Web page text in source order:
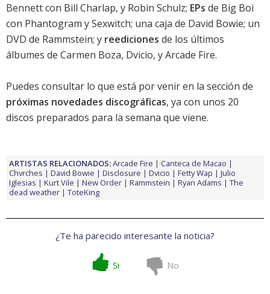
Bennett con Bill Charlap, y Robin Schulz; EPs de Big Boi
con Phantogram ySexwitch; una caja de David Bowie; un
DVD de Rammstein; y reediciones de los últimos
álbumes de Carmen Boza, Dvicio, yArcade Fire.
Puedes consultar lo que está por venir en la sección de
próximas novedades discográficas, ya con unos 20
discos preparados para la semana que viene.
ARTISTAS RELACIONADOS:Arcade Fire
Canteca de Macao
Chvrches
David Bowie Disclosure Dvicio Fetty Wap
Julio
Iglesias
Kurt Vile New Order Rammstein Ryan Adams
The
dead weather
ToteKing
¿Te ha parecido interesante la noticia?
Si No